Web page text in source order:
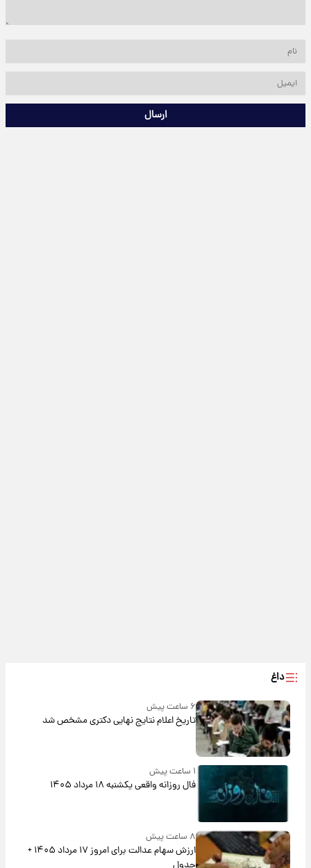
ارسال
داغ
۶ ساعت پیش
تاریخ اعلام نتایج نهایی دکتری مشخص شد
۱ ساعت پیش
فال روزانه واقعی یکشنبه ۱۸ مرداد ۱۴۰۵
۸ ساعت پیش
ارزش سهام عدالت برای امروز ۱۷ مرداد ۱۴۰۵ +